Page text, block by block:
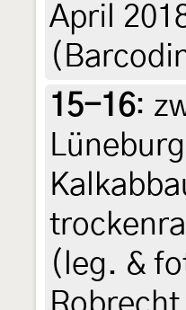
April
15-16:
(leg. &